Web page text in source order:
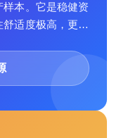
本。它是稳健资
适度极高，更是